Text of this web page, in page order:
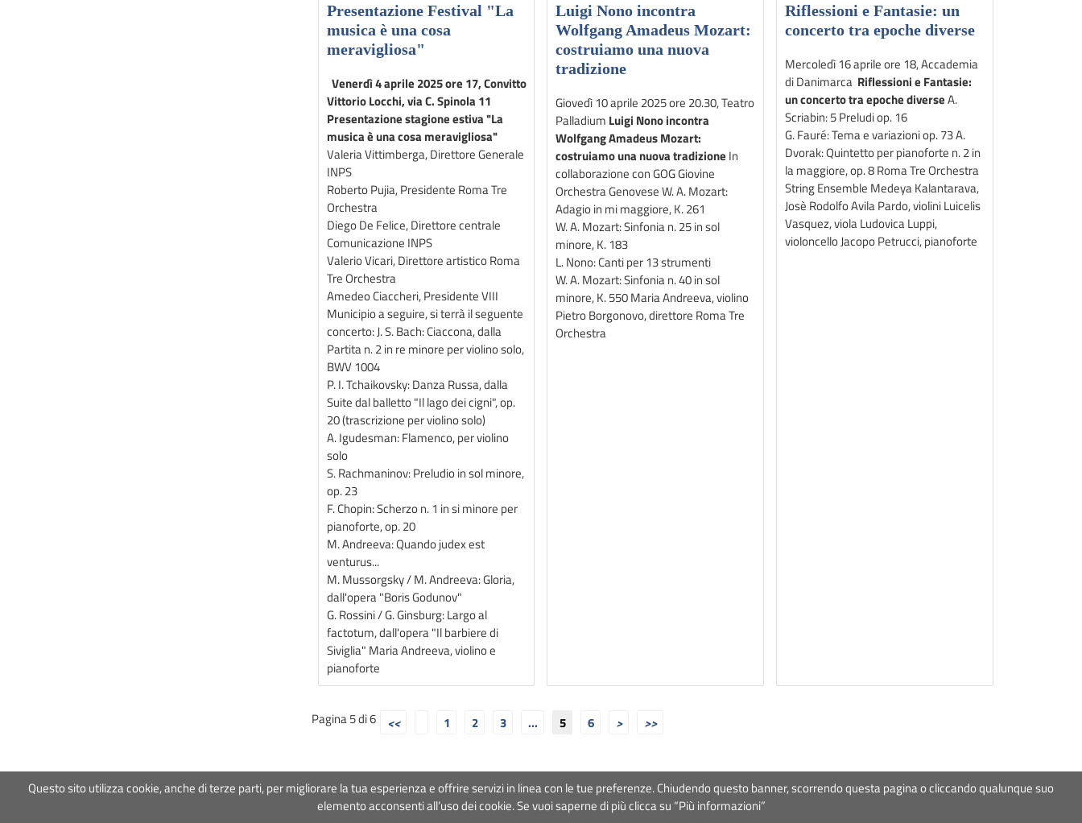
Presentazione Festival "La
musica è una cosa
meravigliosa"
Venerdì 4 aprile 2025 ore 17, Convitto
Vittorio Locchi, via C. Spinola 11
Presentazione stagione estiva "La
musica è una cosa meravigliosa"
Valeria Vittimberga, Direttore Generale
INPS
Roberto Pujia, Presidente Roma Tre
Orchestra
Diego De Felice, Direttore centrale
Comunicazione INPS
Valerio Vicari, Direttore artistico Roma
Tre Orchestra
Amedeo Ciaccheri, Presidente VIII
Municipio a seguire, si terrà il seguente
concerto: J. S. Bach: Ciaccona, dalla
Partita n. 2 in re minore per violino solo,
BWV 1004
P. I. Tchaikovsky: Danza Russa, dalla
Suite dal balletto "Il lago dei cigni", op.
20 (trascrizione per violino solo)
A. Igudesman: Flamenco, per violino
solo
S. Rachmaninov: Preludio in sol minore,
op. 23
F. Chopin: Scherzo n. 1 in si minore per
pianoforte, op. 20
M. Andreeva: Quando judex est
venturus...
M. Mussorgsky / M. Andreeva: Gloria,
dall'opera "Boris Godunov"
G. Rossini / G. Ginsburg: Largo al
factotum, dall'opera "Il barbiere di
Siviglia" Maria Andreeva, violino e
pianoforte
Luigi Nono incontra
Wolfgang Amadeus Mozart:
costruiamo una nuova
tradizione
Giovedì 10 aprile 2025 ore 20.30, Teatro
Palladium Luigi Nono incontra
Wolfgang Amadeus Mozart:
costruiamo una nuova tradizione In
collaborazione con GOG Giovine
Orchestra Genovese W. A. Mozart:
Adagio in mi maggiore, K. 261
W. A. Mozart: Sinfonia n. 25 in sol
minore, K. 183
L. Nono: Canti per 13 strumenti
W. A. Mozart: Sinfonia n. 40 in sol
minore, K. 550 Maria Andreeva, violino
Pietro Borgonovo, direttore Roma Tre
Orchestra
Riflessioni e Fantasie: un
concerto tra epoche diverse
Mercoledì 16 aprile ore 18, Accademia
di Danimarca Riflessioni e Fantasie:
un concerto tra epoche diverseA.
Scriabin: 5 Preludi op. 16
G. Fauré: Tema e variazioni op. 73 A.
Dvorak: Quintetto per pianoforte n. 2 in
la maggiore, op. 8 Roma Tre Orchestra
String Ensemble Medeya Kalantarava,
Josè Rodolfo Avila Pardo, violini Luicelis
Vasquez, viola Ludovica Luppi,
violoncello Jacopo Petrucci, pianoforte
Pagina 5 di 6 1 2 3 ... 5 6
Associazione Roma Tre Orchestra- Via Ostiense 234, 00144 Roma Partita Iva09222391006Codice fiscale97367000581
COOKIE POLICY-DISCLAIMER- Design&Development byMister Wolf srl- Hosting byBsnewline
Questo sito utilizza cookie, anche di terze parti, per migliorare la tua esperienza e offrire servizi in linea con le tue preferenze. Chiudendo questo banner, scorrendo questa pagina o cliccando qualunque suo
elemento acconsenti all’uso dei cookie. Se vuoi saperne di più clicca su “Più informazioni”